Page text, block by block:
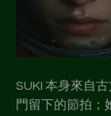
SUKI 本身來自
門留下的節拍；